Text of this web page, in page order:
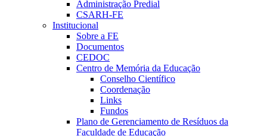
Administração Predial
CSARH-FE
Institucional
Sobre a FE
Documentos
CEDOC
Centro de Memória da Educação
Conselho Científico
Coordenação
Links
Fundos
Plano de Gerenciamento de Resíduos da
Faculdade de Educação